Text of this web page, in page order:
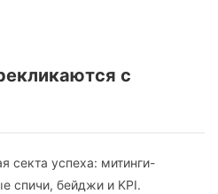
с
секта успеха: митинги-
спичи, бейджи и KPI.